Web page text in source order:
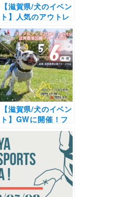
【滋賀県/犬のイベン
ト】人気のアウトレ
ットで愛犬とショッ
ピングやドッグラン
イベント！「わんわ
んマルシェ in 三井
アウトレットパーク
滋賀竜王 vol.4」
（P7駐車場特設会
場）9/23・24開催！
【滋賀県/犬のイベン
ト】GWに開催！フ
レブルちゃん集ま
れ！「フレブルフェ
ス2024」（滋賀農場
公園ブルーメの丘）
5/6（月・祝）